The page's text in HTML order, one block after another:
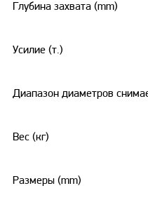
Глубина захвата (mm)
Усилие (т.)
Диапазон диаметров
Вес (кг)
Размеры (mm)